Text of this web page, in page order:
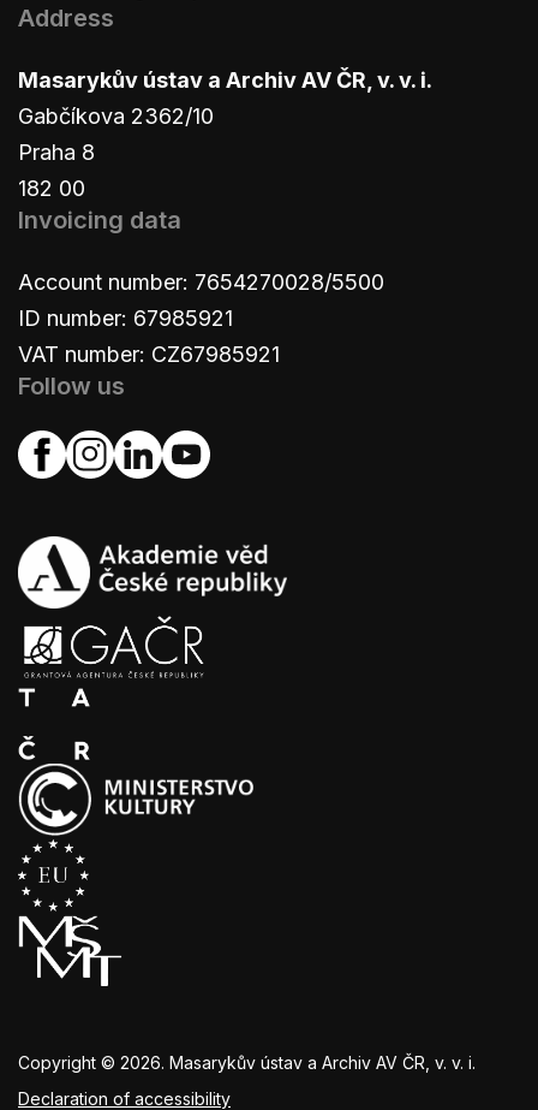
Address
Masarykův ústav a Archiv AV ČR, v. v. i.
Gabčíkova 2362/10
Praha 8
182 00
Invoicing data
Account number: 7654270028/5500
ID number: 67985921
VAT number: CZ67985921
Follow us
Copyright © 2026. Masarykův ústav a Archiv AV ČR, v. v. i.
Declaration of accessibility